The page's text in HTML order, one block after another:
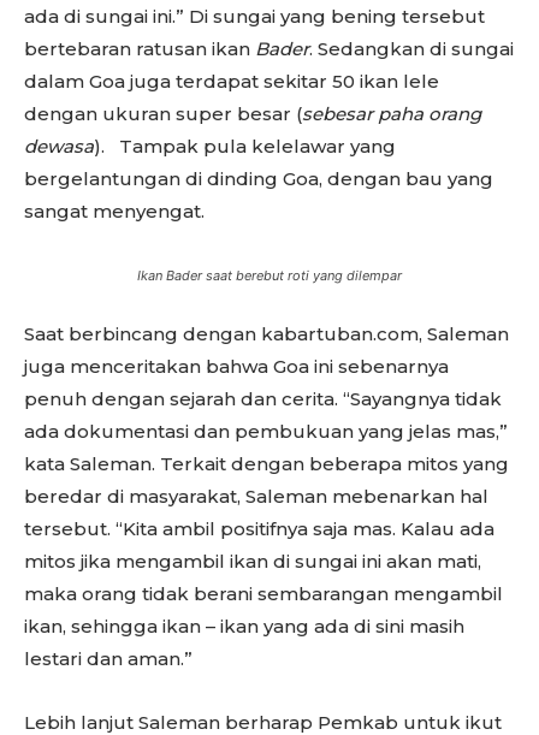
ada di sungai ini.” Di sungai yang bening tersebut
bertebaran ratusan ikan Bader. Sedangkan di sungai
dalam Goa juga terdapat sekitar 50 ikan lele
dengan ukuran super besar (sebesar paha orang
dewasa).
Tampak pula kelelawar yang
bergelantungan di dinding Goa, dengan bau yang
sangat menyengat.
Ikan Bader saat berebut roti yang dilempar
Saat berbincang dengan kabartuban.com, Saleman
juga menceritakan bahwa Goa ini sebenarnya
penuh dengan sejarah dan cerita. “Sayangnya tidak
ada dokumentasi dan pembukuan yang jelas mas,”
kata Saleman. Terkait dengan beberapa mitos yang
beredar di masyarakat, Saleman mebenarkan hal
tersebut. “Kita ambil positifnya saja mas. Kalau ada
mitos jika mengambil ikan di sungai ini akan mati,
maka orang tidak berani sembarangan mengambil
ikan, sehingga ikan – ikan yang ada di sini masih
lestari dan aman.”
Lebih lanjut Saleman berharap Pemkab untuk ikut